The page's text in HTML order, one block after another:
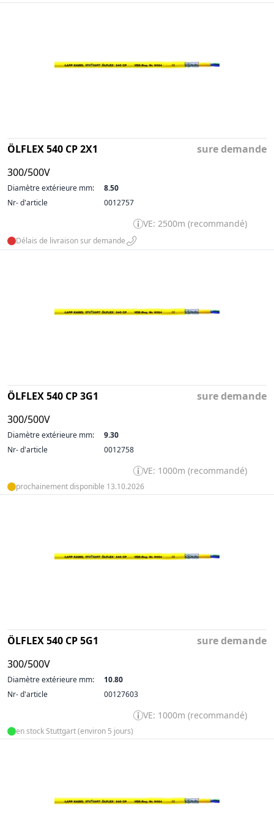
ÖLFLEX 540 CP 2X1
300/500V
sure demande
Diamètre extérieure mm:
8.50
Nr- d'article
0012757
VE: 2500m (recommandé)
Délais de livraison sur demande
ÖLFLEX 540 CP 3G1
300/500V
sure demande
Diamètre extérieure mm:
9.30
Nr- d'article
0012758
VE: 1000m (recommandé)
prochainement disponible 13.10.2026
ÖLFLEX 540 CP 5G1
300/500V
sure demande
Diamètre extérieure mm:
10.80
Nr- d'article
00127603
VE: 1000m (recommandé)
en stock Stuttgart (environ 5 jours)